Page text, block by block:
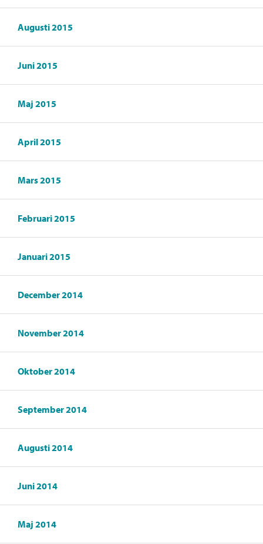
Augusti 2015
Juni 2015
Maj 2015
April 2015
Mars 2015
Februari 2015
Januari 2015
December 2014
November 2014
Oktober 2014
September 2014
Augusti 2014
Juni 2014
Maj 2014